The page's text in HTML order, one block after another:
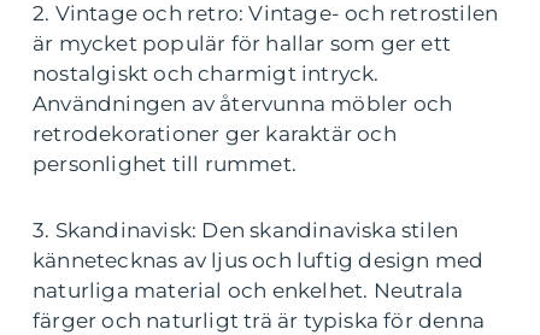
2. Vintage och retro: Vintage- och retrostilen
är mycket populär för hallar som ger ett
nostalgiskt och charmigt intryck.
Användningen av återvunna möbler och
retrodekorationer ger karaktär och
personlighet till rummet.
3. Skandinavisk: Den skandinaviska stilen
kännetecknas av ljus och luftig design med
naturliga material och enkelhet. Neutrala
färger och naturligt trä är typiska för denna